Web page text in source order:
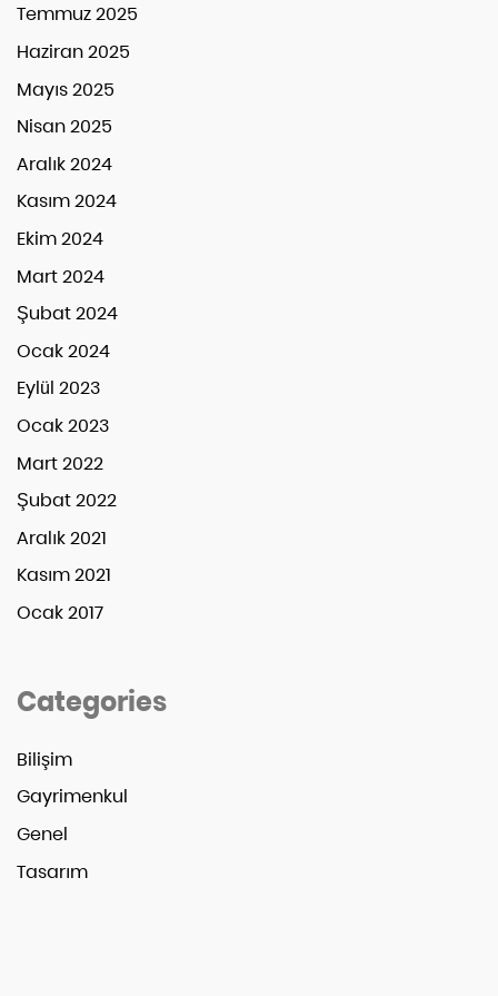
Temmuz 2025
Haziran 2025
Mayıs 2025
Nisan 2025
Aralık 2024
Kasım 2024
Ekim 2024
Mart 2024
Şubat 2024
Ocak 2024
Eylül 2023
Ocak 2023
Mart 2022
Şubat 2022
Aralık 2021
Kasım 2021
Ocak 2017
Categories
Bilişim
Gayrimenkul
Genel
Tasarım